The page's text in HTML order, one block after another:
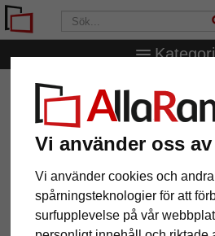
Vi använder oss
Vi använder cookies och andra
spårningsteknologier för att
surfupplevelse på vår
AllaRamar.se Ramtyp
Foto- &
Fotohållare för 4 bilder
Fotohållare för 4